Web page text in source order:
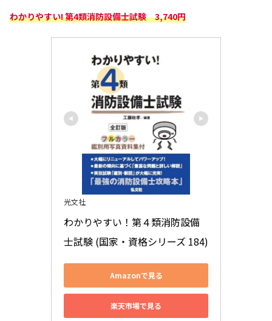
わかりやすい! 第4類消防設備士試験 3,740円
光文社
わかりやすい！第４類消防設備
士試験 (国家・資格シリーズ 184)
Amazonで見る
楽天市場で見る